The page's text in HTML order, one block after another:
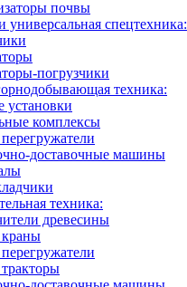
почвы
универсальная спецтехника:
погрузчики
техника:
установки
комплексы
доставочные машины
техника:
древесины